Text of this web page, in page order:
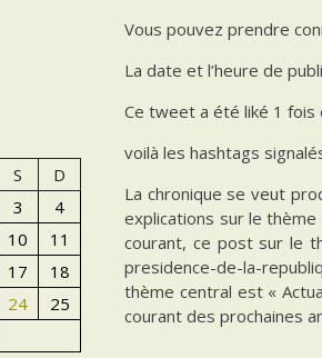
Vous pouvez prendre
La date et l’heure de
Ce tweet a été liké 1 fois
voilà les hashtags
La chronique se veut
explications sur le
courant, ce post sur le
presidence-de-la-
thème central est «
courant des prochaines
S
D
3
4
10
11
17
18
24
25